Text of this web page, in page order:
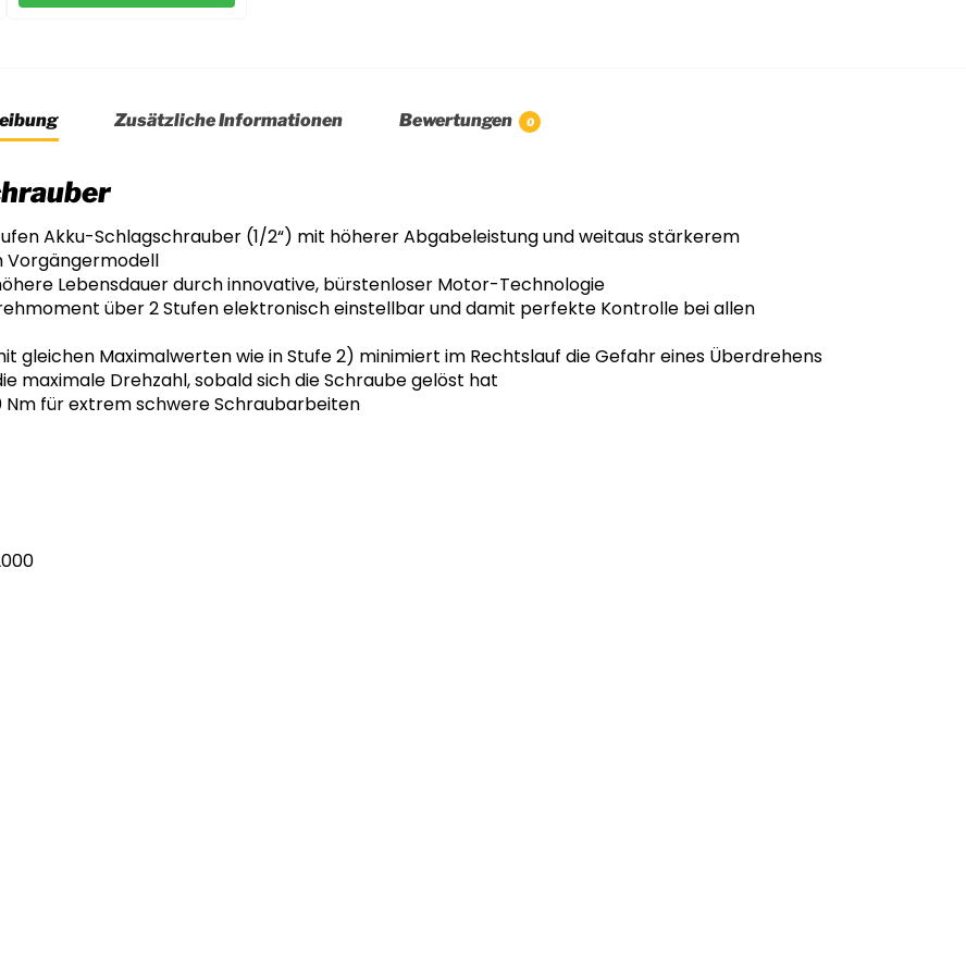
Zusätzliche Informationen Bewertungen 0
Akku-Schlagschrauber (1/2“) mit höherer Abgabeleistung und weitaus stärkerem
Lebensdauer durch innovative, bürstenloser Motor-Technologie
über 2 Stufen elektronisch einstellbar und damit perfekte Kontrolle bei allen
gleichen Maximalwerten wie in Stufe 2) minimiert im Rechtslauf die Gefahr eines Überdrehens
maximale Drehzahl, sobald sich die Schraube gelöst hat
für extrem schwere Schraubarbeiten